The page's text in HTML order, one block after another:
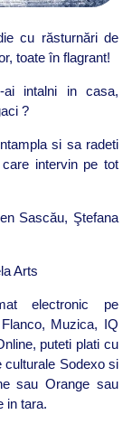
cu răsturnări de
toate în flagrant!
intalni in casa,
?
si sa radeti
intervin pe tot
Sascău, Ştefana
Arts
electronic pe
Muzica, IQ
puteti plati cu
culturale Sodexo si
sau Orange sau
in tara.